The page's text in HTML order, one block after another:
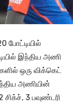
போட்டியில்
இந்திய அணி
ஒரு விக்கெட்
அணியின்
3 பவுண்டரி